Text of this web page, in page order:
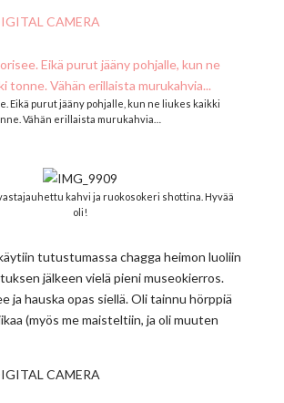
Eikä purut jääny pohjalle, kun ne liukes kaikki
Vähän erillaista murukahvia…
kahvi ja ruokosokeri shottina. Hyvää
oli!
tutustumassa chagga heimon luoliin
jälkeen vielä pieni museokierros.
ja hauska opas siellä. Oli tainnu hörppiä
(myös me maisteltiin, ja oli muuten